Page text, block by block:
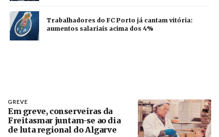
Trabalhadores do FC Porto já cantam vitória:
aumentos salariais acima dos 4%
GREVE
Em greve, conserveiras da
Freitasmar juntam-se ao dia
de luta regional do Algarve